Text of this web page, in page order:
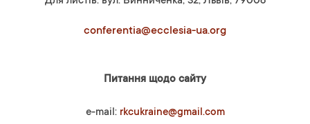
conferentia@ecclesia-ua.org
Питання щодо сайту
e-mail: rkcukraine@gmail.com